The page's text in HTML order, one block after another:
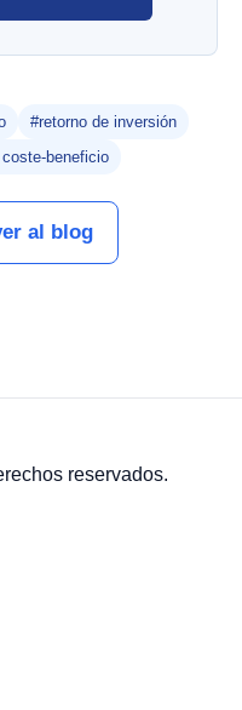
#retorno de inversión
beneficio
al blog
reservados.